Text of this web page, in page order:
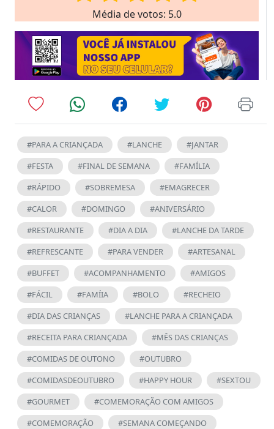
Média de votos: 5.0
#PARA A CRIANÇADA #LANCHE
#JANTAR
#FESTA
#FINAL DE SEMANA
#FAMÍLIA
#RÁPIDO
#SOBREMESA
#EMAGRECER
#CALOR
#DOMINGO
#ANIVERSÁRIO
#RESTAURANTE
#DIA A DIA
#LANCHE DA TARDE
#REFRESCANTE
#PARA VENDER
#ARTESANAL
#BUFFET
#ACOMPANHAMENTO
#AMIGOS
#FÁCIL
#FAMÍIA #BOLO
#RECHEIO
#DIA DAS CRIANÇAS
#LANCHE PARA A CRIANÇADA
#RECEITA PARA CRIANÇADA
#MÊS DAS CRIANÇAS
#COMIDAS DE OUTONO
#OUTUBRO
#COMIDASDEOUTUBRO
#HAPPY HOUR
#SEXTOU
#GOURMET
#COMEMORAÇÃO COM AMIGOS
#COMEMORAÇÃO
#SEMANA COMEÇANDO